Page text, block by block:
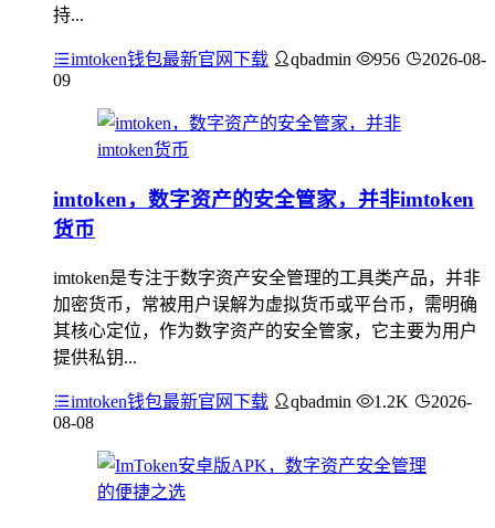
持...
imtoken钱包最新官网下载 qbadmin 956
2026-08-
09
imtoken，数字资产的安全管家，并非imtoken
货币
imtoken是专注于数字资产安全管理的工具类产品，并非
加密货币，常被用户误解为虚拟货币或平台币，需明确
其核心定位，作为数字资产的安全管家，它主要为用户
提供私钥...
imtoken钱包最新官网下载 qbadmin 1.2K
2026-
08-08